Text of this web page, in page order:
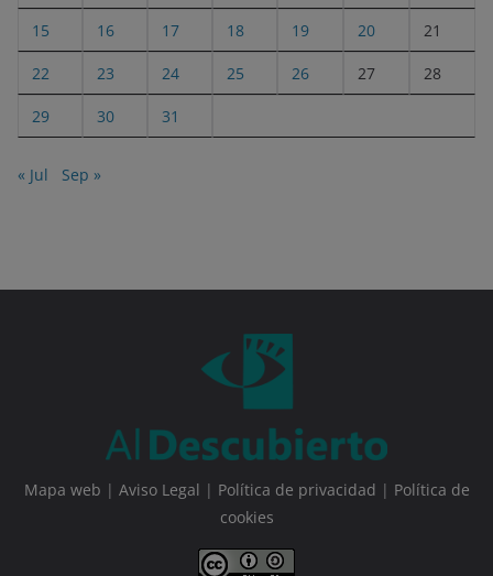
15 16 17 18 19 20 21
22 23 24 25 26 27 28
29 30 31
« Jul Sep »
Mapa web | Aviso Legal | Política de privacidad | Política de
cookies